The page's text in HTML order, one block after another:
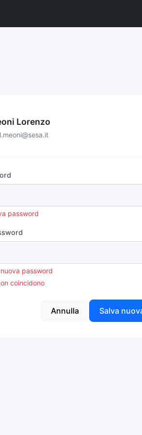
Lorenzo
l.meoni@sesa.it
password
password
coincidono
Annulla